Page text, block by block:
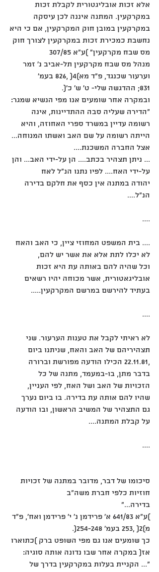
אלא זכות אובליגטורית לקבלת זכות
במקרקעין. המתנה איננה לכן עיסקה
במקרקעין במובן חוק המקרקעין, אם כי היא
נחשבת כמכירת זכות במקרקעין לצורך חוק
מס שבח מקרקעין" )ע"א 307/85
מנהל מס שבח מקרקעין תל-אביב נ' זמר
וערעור שכנגד, פ"ד מא)4( ,826 בעמ'
831; ההדגשה שלי- ט' ש' כ'(.
ובמקרה אחר שומעים אנו מפי הנשיא שמגר:
"הדירה שעליה סבה ההתדיינות, אינה
רשומה עדיין במשרד ספרי האחוזה, והיא
הייתה רשומה על שם האב ואשתו המנוחה...
אצל החברה המשכנת....
... ניתן תצהיר בכתב.... הן על-ידי האב... והן
על-ידי האח.... לפיו נתנו הנ"ל לאח
יהודה במתנה אין כסף את חלקם בדירה
הנ"ל....
....
.... בית המשפט המחוזי ציין, כי האב והאח
לא יכלו לתת אלא את אשר יש להם,
וכל שהיה להם באותה עת היא זכות
אובליגאטורית, אשר מכוחה יהיו רשאים
בעתיד להירשם במרשם המקרקעין.....
....
לא ראיתי לקבל את טענות הערעור. שני
תצהיריהם של האב והאח, שניתנו ביום
,22.11.81 הכילו הודעה מפורשת וברורה
בדבר מתן, בו-במעמד, מתנה של כל
הזכויות של האב ושל האח, לפי העניין,
שהיו להם אותה עת בדירה. בו ביום נערך
גם התצהיר של המשיב הראשון, ובו הודעה
על קבלת המתנה....
....
סיכומו של דבר, מדובר במתנה של זכויות
חוזיות כלפי חברת משה"ב
בדירה..."
)ע"א 641/83 א' פרידמן נ' י' פרידמן ואח', פ"ד
מ)2( ,253 בעמ' 254-248(.
כך שומעים אנו גם מפי השופט ברק )כתוארו
אז( במקרה אחר שבו נדונה אותה סוגיה:
"... הקניית בעלות במקרקעין בדרך של